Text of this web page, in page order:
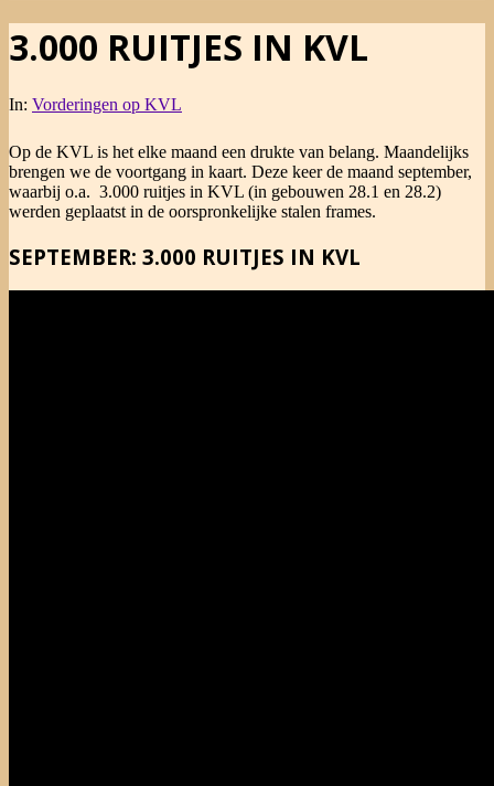
3.000 RUITJES IN KVL
In: Vorderingen op KVL
Op de KVL is het elke maand een drukte van belang. Maandelijks
brengen we de voortgang in kaart. Deze keer de maand september,
waarbij o.a. 3.000 ruitjes in KVL (in gebouwen 28.1 en 28.2)
werden geplaatst in de oorspronkelijke stalen frames.
SEPTEMBER: 3.000 RUITJES IN KVL